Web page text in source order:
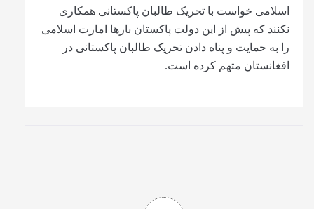
اسلامی خواست با تحریک طالبان پاکستانی همکاری
نکنند که پیش از این دولت پاکستان بارها امارت اسلامی
را به حمایت و پناه دادن تحریک طالبان پاکستانی در
افغانستان متهم کرده‌ است.